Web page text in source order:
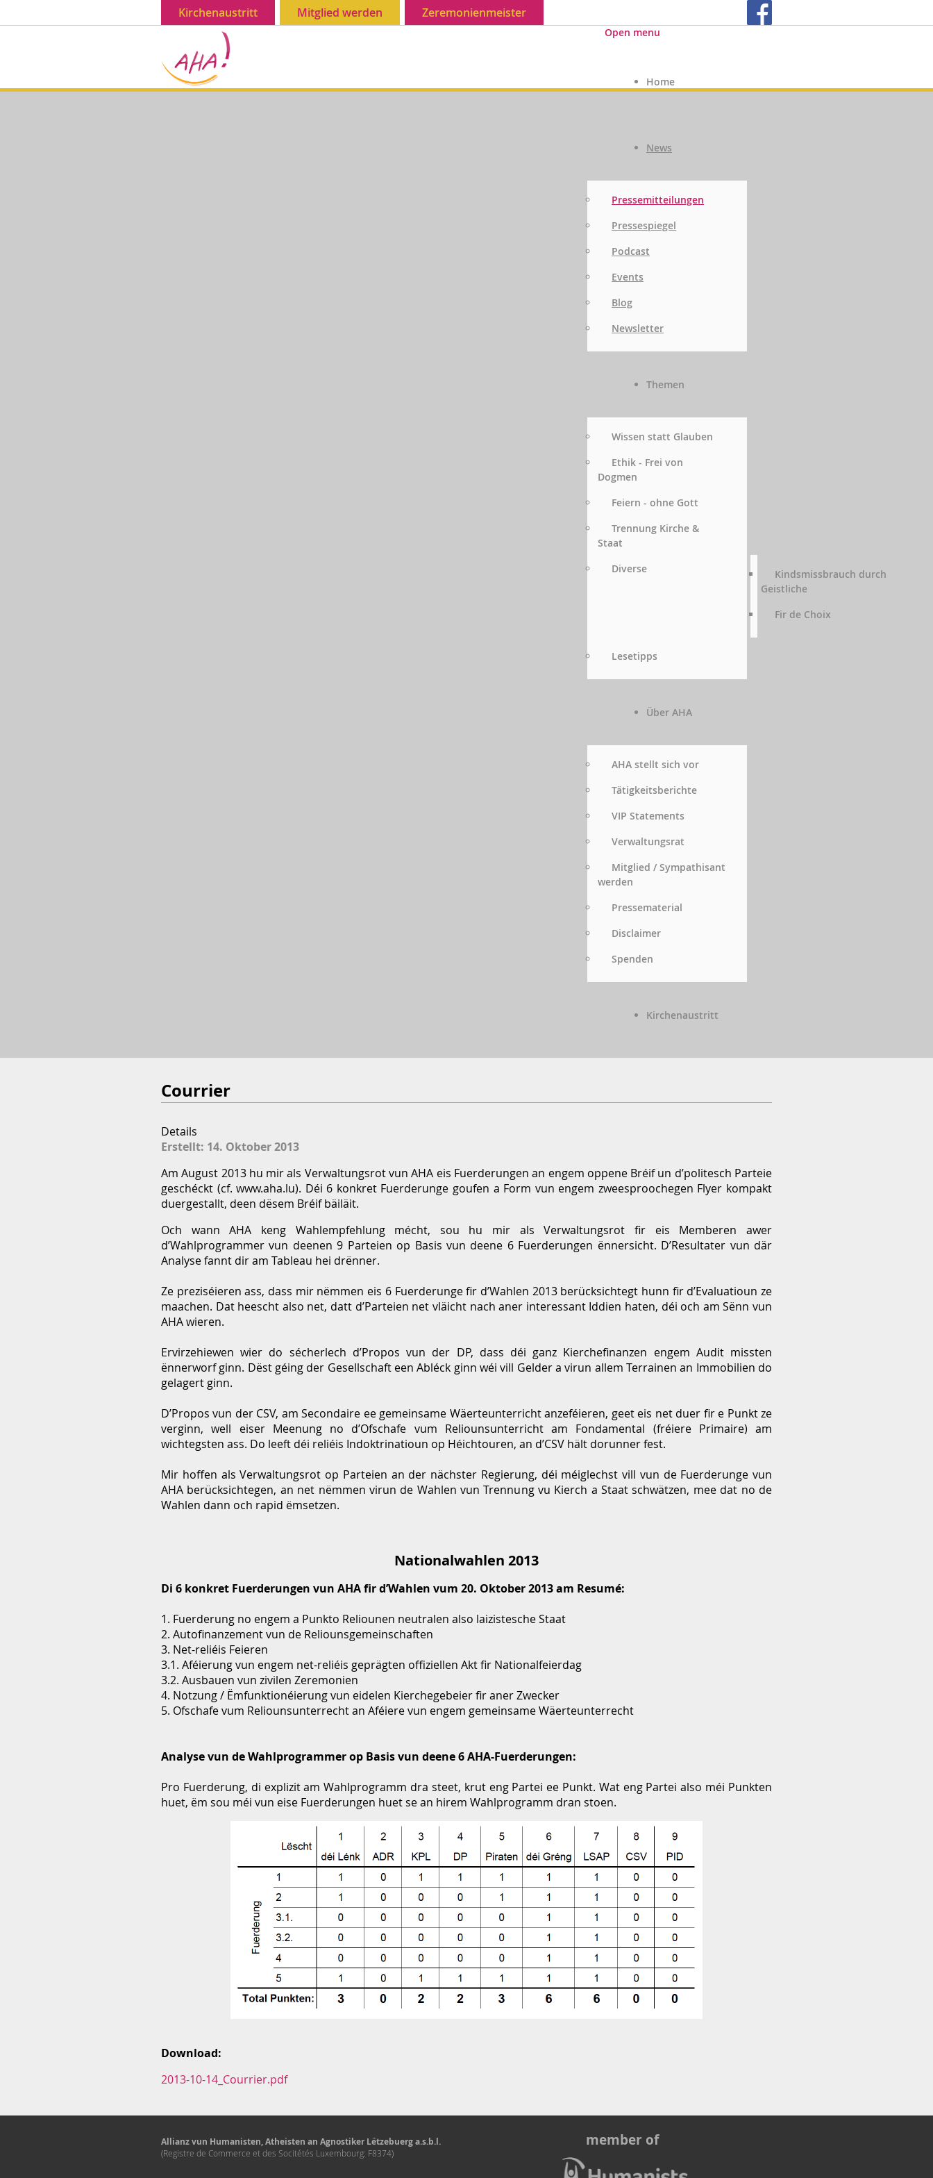
Kirchenaustritt Mitglied werden Zeremonienmeister
Open menu
Home
News
Pressemitteilungen
Pressespiegel
Podcast
Events
Blog
Newsletter
Themen
Wissen statt Glauben
Ethik - Frei von
Dogmen
Feiern - ohne Gott
Trennung Kirche &
Staat
Diverse
Kindsmissbrauch durch
Geistliche
Fir de Choix
Lesetipps
Über AHA
AHA stellt sich vor
Tätigkeitsberichte
VIP Statements
Verwaltungsrat
Mitglied / Sympathisant
werden
Pressematerial
Disclaimer
Spenden
Kirchenaustritt
Courrier
Details
Erstellt: 14. Oktober 2013
Am August 2013 hu mir als Verwaltungsrot vun AHA eis Fuerderungen an engem oppene Bréif un d’politesch Parteie
geschéckt (cf. www.aha.lu). Déi 6 konkret Fuerderunge goufen a Form vun engem zweesproochegen Flyer kompakt
duergestallt, deen dësem Bréif bäiläit.
Och wann AHA keng Wahlempfehlung mécht, sou hu mir als Verwaltungsrot fir eis Memberen awer
d’Wahlprogrammer vun deenen 9 Parteien op Basis vun deene 6 Fuerderungen ënnersicht. D’Resultater vun där
Analyse fannt dir am Tableau hei drënner.
Ze preziséieren ass, dass mir nëmmen eis 6 Fuerderunge fir d’Wahlen 2013 berücksichtegt hunn fir d’Evaluatioun ze
maachen. Dat heescht also net, datt d’Parteien net vläicht nach aner interessant Iddien haten, déi och am Sënn vun
AHA wieren.
Ervirzehiewen wier do sécherlech d’Propos vun der DP, dass déi ganz Kierchefinanzen engem Audit missten
ënnerworf ginn. Dëst géing der Gesellschaft een Abléck ginn wéi vill Gelder a virun allem Terrainen an Immobilien do
gelagert ginn.
D’Propos vun der CSV, am Secondaire ee gemeinsame Wäerteunterricht anzeféieren, geet eis net duer fir e Punkt ze
verginn, well eiser Meenung no d’Ofschafe vum Reliounsunterricht am Fondamental (fréiere Primaire) am
wichtegsten ass. Do leeft déi reliéis Indoktrinatioun op Héichtouren, an d’CSV hält dorunner fest.
Mir hoffen als Verwaltungsrot op Parteien an der nächster Regierung, déi méiglechst vill vun de Fuerderunge vun
AHA berücksichtegen, an net nëmmen virun de Wahlen vun Trennung vu Kierch a Staat schwätzen, mee dat no de
Wahlen dann och rapid ëmsetzen.
Nationalwahlen 2013
Di 6 konkret Fuerderungen vun AHA fir d’Wahlen vum 20. Oktober 2013 am Resumé:
1. Fuerderung no engem a Punkto Reliounen neutralen also laizistesche Staat
2. Autofinanzement vun de Reliounsgemeinschaften
3. Net-reliéis Feieren
3.1. Aféierung vun engem net-reliéis geprägten offiziellen Akt fir Nationalfeierdag
3.2. Ausbauen vun zivilen Zeremonien
4. Notzung / Ëmfunktionéierung vun eidelen Kierchegebeier fir aner Zwecker
5. Ofschafe vum Reliounsunterrecht an Aféiere vun engem gemeinsame Wäerteunterrecht
Analyse vun de Wahlprogrammer op Basis vun deene 6 AHA-Fuerderungen:
Pro Fuerderung, di explizit am Wahlprogramm dra steet, krut eng Partei ee Punkt. Wat eng Partei also méi Punkten
huet, ëm sou méi vun eise Fuerderungen huet se an hirem Wahlprogramm dran stoen.
Download:
2013-10-14_Courrier.pdf
Allianz vun Humanisten, Atheisten an Agnostiker Lëtzebuerg a.s.b.l.
(Registre de Commerce et des Socitétés Luxembourg: F8374)
member of